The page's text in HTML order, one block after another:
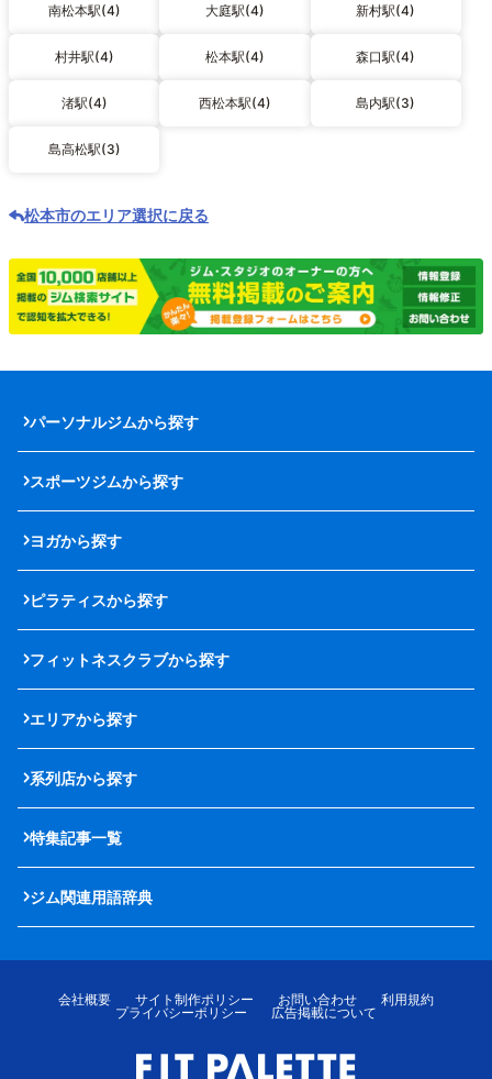
南松本駅(4) 大庭駅(4) 新村駅(4)
村井駅(4) 松本駅(4) 森口駅(4)
渚駅(4) 西松本駅(4) 島内駅(3)
島高松駅(3)
松本市のエリア選択に戻る
パーソナルジムから探す
スポーツジムから探す
ヨガから探す
ピラティスから探す
フィットネスクラブから探す
エリアから探す
系列店から探す
特集記事一覧
ジム関連用語辞典
会社概要 サイト制作ポリシー お問い合わせ
利用規約
プライバシーポリシー
広告掲載について